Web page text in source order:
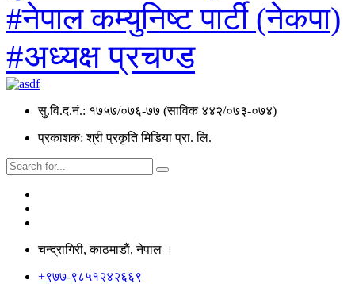
#नेपाल कम्युनिष्ट पार्टी (नेकपा)
#अध्यक्ष प्रचण्ड
सु.वि.द.नं.: १७५७/०७६-७७ (साविक ४४२/०७३-०७४)
प्रकाशक: श्री प्रकृति मिडिया प्रा. लि.
चन्द्रागिरी, काठमाडाैं, नेपाल ।
+९७७-९८५१२४२६६९